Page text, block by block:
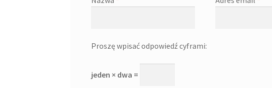
Proszę wpisać odpowiedź cyframi:
jeden × dwa =